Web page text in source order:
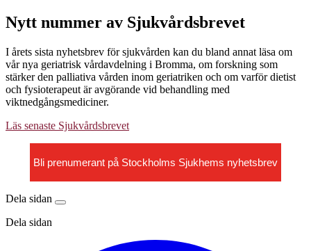
Nytt nummer av Sjukvårdsbrevet
I årets sista nyhetsbrev för sjukvården kan du bland annat läsa om
vår nya geriatrisk vårdavdelning i Bromma, om forskning som
stärker den palliativa vården inom geriatriken och om varför dietist
och fysioterapeut är avgörande vid behandling med
viktnedgångsmediciner.
Läs senaste Sjukvårdsbrevet
Bli prenumerant på Stockholms Sjukhems nyhetsbrev
Dela sidan
Dela sidan